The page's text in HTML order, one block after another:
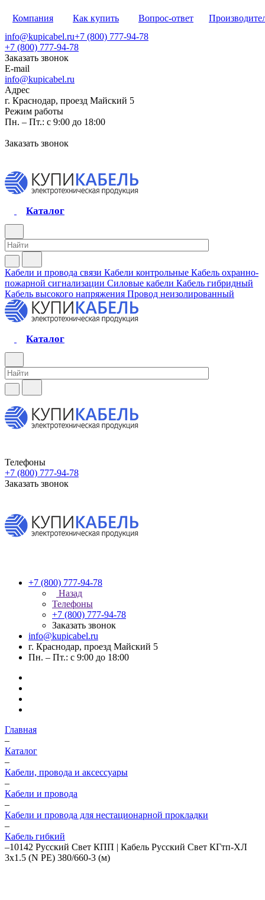
Компания Как купить Вопрос-ответ
info@kupicabel.ru+7 (800) 777-94-78
+7 (800) 777-94-78
Заказать звонок
E-mail
info@kupicabel.ru
Адрес
г. Краснодар, проезд Майский 5
Режим работы
Пн. – Пт.: с 9:00 до 18:00
Заказать звонок
Каталог
Кабели и провода связи Кабели контрольные Кабель охранно-
пожарной сигнализации Силовые кабели Кабель гибридный
Кабель высокого напряжения Провод неизолированный
Каталог
Телефоны
+7 (800) 777-94-78
Заказать звонок
+7 (800) 777-94-78
Назад
Телефоны
+7 (800) 777-94-78
Заказать звонок
info@kupicabel.ru
г. Краснодар, проезд Майский 5
Пн. – Пт.: с 9:00 до 18:00
Главная
–
Каталог
–
Кабели, провода и аксессуары
–
Кабели и провода
–
Кабели и провода для нестационарной прокладки
–
Кабель гибкий
–10142 Русский Свет КПП | Кабель Русский Свет КГтп-ХЛ
3х1.5 (N PE) 380/660-3 (м)